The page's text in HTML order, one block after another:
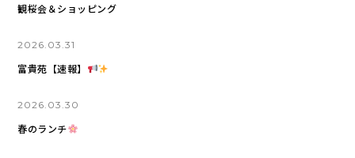
観桜会＆ショッピング
2026.03.31
富貴苑【速報】
2026.03.30
春のランチ